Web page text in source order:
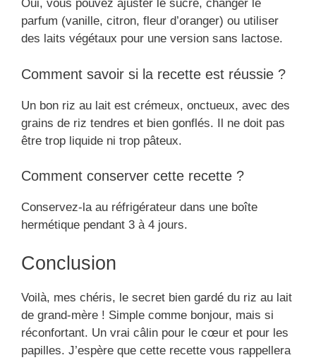
Oui, vous pouvez ajuster le sucre, changer le
parfum (vanille, citron, fleur d’oranger) ou utiliser
des laits végétaux pour une version sans lactose.
Comment savoir si la recette est réussie ?
Un bon riz au lait est crémeux, onctueux, avec des
grains de riz tendres et bien gonflés. Il ne doit pas
être trop liquide ni trop pâteux.
Comment conserver cette recette ?
Conservez-la au réfrigérateur dans une boîte
hermétique pendant 3 à 4 jours.
Conclusion
Voilà, mes chéris, le secret bien gardé du riz au lait
de grand-mère ! Simple comme bonjour, mais si
réconfortant. Un vrai câlin pour le cœur et pour les
papilles. J’espère que cette recette vous rappellera